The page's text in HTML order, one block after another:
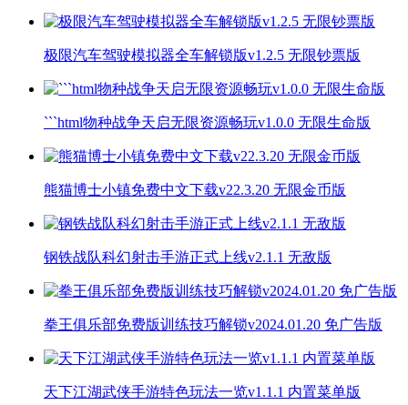
极限汽车驾驶模拟器全车解锁版v1.2.5 无限钞票版
```html物种战争天启无限资源畅玩v1.0.0 无限生命版
熊猫博士小镇免费中文下载v22.3.20 无限金币版
钢铁战队科幻射击手游正式上线v2.1.1 无敌版
拳王俱乐部免费版训练技巧解锁v2024.01.20 免广告版
天下江湖武侠手游特色玩法一览v1.1.1 内置菜单版